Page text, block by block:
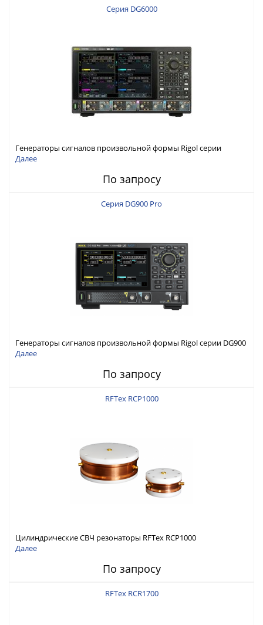
Серия DG6000
Генераторы сигналов произвольной формы Rigol серии
DG6000 до 500 МГц или до 1 ГГц
Далее
По запросу
Серия DG900 Pro
Генераторы сигналов произвольной формы Rigol серии DG900
Pro с максимальной частотой 200 МГц
Далее
По запросу
RFTex RCP1000
Цилиндрические СВЧ резонаторы RFTex RCP1000
Далее
По запросу
RFTex RCR1700